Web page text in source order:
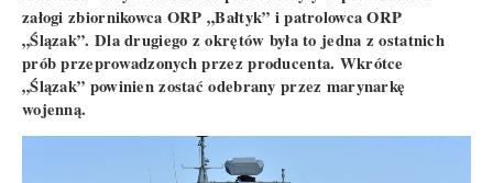
załogi zbiornikowca ORP „Bałtyk” i patrolowca ORP
„Ślązak”. Dla drugiego z okrętów była to jedna z ostatnich
prób przeprowadzonych przez producenta. Wkrótce
„Ślązak” powinien zostać odebrany przez marynarkę
wojenną.